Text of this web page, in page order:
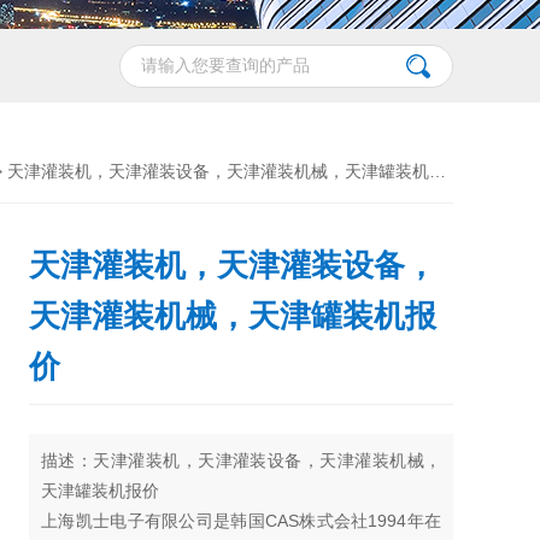
津灌装机，天津灌装设备，天津灌装机械，天津罐装机报价
天津灌装机，天津灌装设备，
天津灌装机械，天津罐装机报
价
描述：天津灌装机，天津灌装设备，天津灌装机械，
天津罐装机报价
上海凯士电子有限公司是韩国CAS株式会社1994年在